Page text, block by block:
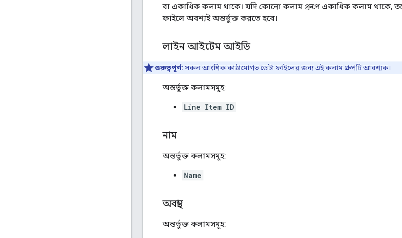
বা একাধিক কলাম থাকে। যদি কোনো কলাম গ্রুপে একাধিক কলাম থাকে,
ফাইলে অবশ্যই অন্তর্ভুক্ত করতে হবে।
লাইন আইটেম আইডি
গুরুত্বপূর্ণ: সকল আংশিক কাঠামোগত ডেটা ফাইলের জন্য এই কলাম গ্রুপটি আবশ্যক।
অন্তর্ভুক্ত কলামসমূহ:
Line Item ID
নাম
অন্তর্ভুক্ত কলামসমূহ:
Name
অবস্থা
অন্তর্ভুক্ত কলামসমূহ: